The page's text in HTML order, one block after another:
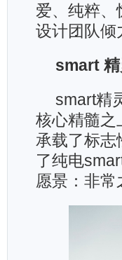
爱、纯粹、
设计团队倾
smart
smart精
核心精髓之
承载了标志
了纯电
愿景：非常